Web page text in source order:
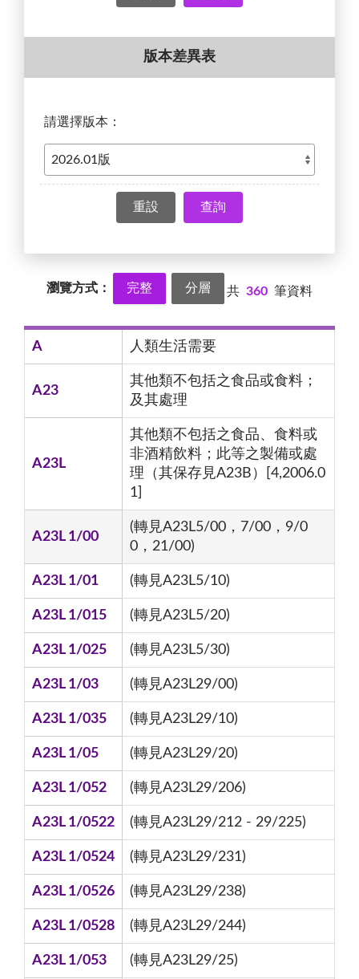
版本差異表
請選擇版本：
查詢
瀏覽方式： 完整 分層 共 360 筆資料
A 人類生活需要
A23
其他類不包括之食品或食料；
及其處理
A23L
其他類不包括之食品、食料或
非酒精飲料；此等之製備或處
理（其保存見A23B）[4,2006.0
1]
A23L 1/00
(轉見A23L5/00，7/00，9/0
0，21/00)
A23L 1/01 (轉見A23L5/10)
A23L 1/015 (轉見A23L5/20)
A23L 1/025 (轉見A23L5/30)
A23L 1/03 (轉見A23L29/00)
A23L 1/035 (轉見A23L29/10)
A23L 1/05 (轉見A23L29/20)
A23L 1/052 (轉見A23L29/206)
A23L 1/0522 (轉見A23L29/212 - 29/225)
A23L 1/0524 (轉見A23L29/231)
A23L 1/0526 (轉見A23L29/238)
A23L 1/0528 (轉見A23L29/244)
A23L 1/053 (轉見A23L29/25)